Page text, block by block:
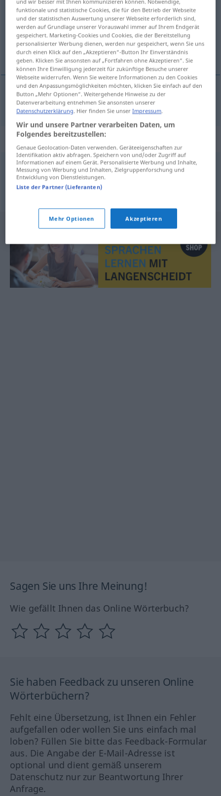
Übersicht aller Übersetzungen
(Für mehr Details die Übersetzung anklicken/antippen)
allesammans
allesamman(s) allesamt
Synonyme für "allesamt"
alle,ganz,jedermann
Sagen Sie uns Ihre Meinung!
Wie gefällt Ihnen das Online Wörterbuch?
Sie haben Feedback zu unseren Online
Wörterbüchern?
Fehlt eine Übersetzung, ist Ihnen ein Fehler
aufgefallen oder wollen Sie uns einfach mal
loben? Füllen Sie bitte das Feedback-Formular
aus. Die Angabe der E-Mail-Adresse ist
optional und dient gemäß unserem
Datenschutz nur zur Beantwortung Ihrer
Anfrage.
funktionale und statistische Cookies, die für den Betrieb der Webseite
und der statistischen Auswertung unserer Webseite erforderlich sind,
werden auf Grundlage unserer Vorauswahl immer auf Ihrem Endgerät
gespeichert. Marketing-Cookies und Cookies, die der Bereitstellung
personalisierter Werbung dienen, werden nur gespeichert, wenn Sie uns
durch einen Klick auf den „Akzeptieren“-Button Ihr Einverständnis
geben. Klicken Sie ansonsten auf „Fortfahren ohne Akzeptieren“. Sie
können Ihre Einwilligung jederzeit für zukünftige Besuche unserer
Webseite widerrufen. Wenn Sie weitere Informationen zu den Cookies
und den Anpassungsmöglichkeiten möchten, klicken Sie einfach auf den
Button „Mehr Optionen“. Weitergehende Hinweise zu der
Datenverarbeitung entnehmen Sie ansonsten unserer
Datenschutzerklärung . Hier finden Sie unserImpressum
Wir und unsere Partner verarbeiten Daten, um
Folgendes bereitzustellen:
Genaue Geolocation-Daten verwenden. Geräteeigenschaften zur
Identifikation aktiv abfragen. Speichern von und/oder Zugriff auf
Informationen auf einem Gerät. Personalisierte Werbung und Inhalte,
Messung von Werbung und Inhalten, Zielgruppenforschung und
Entwicklung von Dienstleistungen.
Liste der Partner (Lieferanten)
Mehr Optionen Akzeptieren